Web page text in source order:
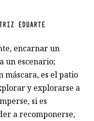
EDUARTE
encarnar un
un escenario;
máscara, es el patio
y explorarse a
si es
a recomponerse,